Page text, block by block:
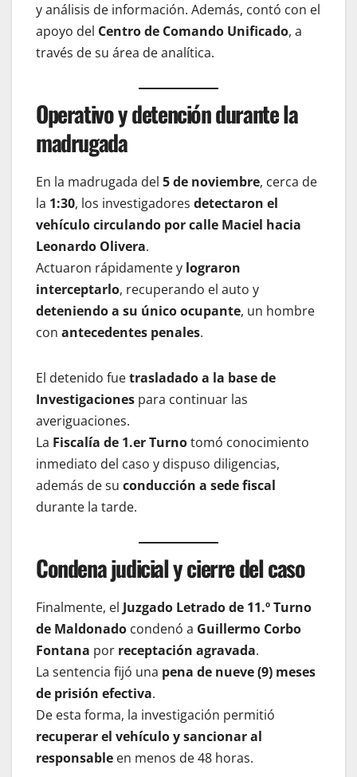
y análisis de información. Además, contó con el
apoyo del Centro de Comando Unificado, a
través de su área de analítica.
Operativo y detención durante la
madrugada
En la madrugada del 5 de noviembre, cerca de
la 1:30, los investigadores detectaron el
vehículo circulando por calle Maciel hacia
Leonardo Olivera.
Actuaron rápidamente y lograron
interceptarlo, recuperando el auto y
deteniendo a su único ocupante, un hombre
con antecedentes penales.
El detenido fuetrasladado a la base de
Investigaciones para continuar las
averiguaciones.
La Fiscalía de 1.er Turnotomó conocimiento
inmediato del caso y dispuso diligencias,
además de su conducción a sede fiscal
durante la tarde.
Condena judicial y cierre del caso
Finalmente, el Juzgado Letrado de 11.º Turno
de Maldonado condenó a Guillermo Corbo
Fontana por receptación agravada.
La sentencia fijó una pena de nueve (9) meses
de prisión efectiva.
De esta forma, la investigación permitió
recuperar el vehículo y sancionar al
responsable en menos de 48 horas.